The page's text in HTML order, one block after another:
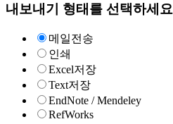
내보내기 형태를 선택하세요
메일전송
인쇄
Excel저장
Text저장
EndNote / Mendeley
RefWorks